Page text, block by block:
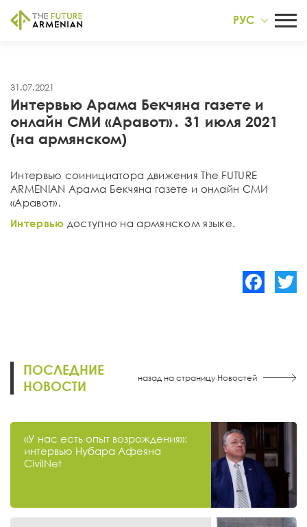
РУС
31.07.2021
Интервью Арама Бекчяна газете и
онлайн СМИ «Аравот»․ 31 июля 2021
(на армянском)
Интервью соинициатора движения The FUTURE
ARMENIAN Арама Бекчяна газете и онлайн СМИ
«Аравот»․
Интервью доступно на армянском языке.
ПОСЛЕДНИЕ
НОВОСТИ
назад на страницу Новостей
«У нас есть опыт возрождения»:
интервью Нубара Афеяна
CivilNet